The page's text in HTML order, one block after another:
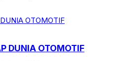
DUNIA OTOMOTIF